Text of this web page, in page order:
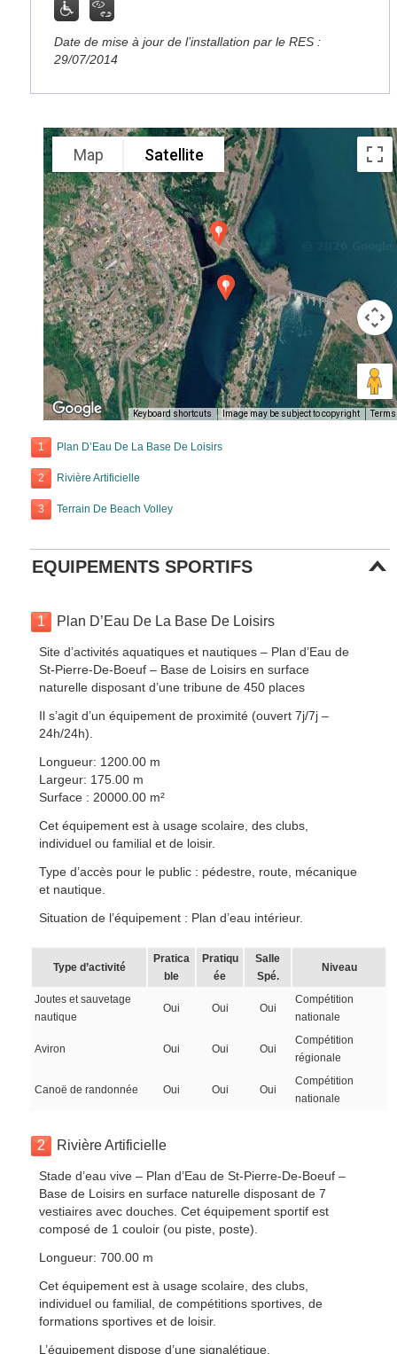
Date de mise à jour de l’installation par le RES :
29/07/2014
Map Satellite
Keyboard shortcuts Image may be subject to copyright Terms
1 Plan D’Eau De La Base De Loisirs
2 Rivière Artificielle
3 Terrain De Beach Volley
EQUIPEMENTS SPORTIFS
1 Plan D’Eau De La Base De Loisirs
Site d’activités aquatiques et nautiques – Plan d’Eau de
St-Pierre-De-Boeuf – Base de Loisirs en surface
naturelle disposant d’une tribune de 450 places
Il s’agit d’un équipement de proximité (ouvert 7j/7j –
24h/24h).
Longueur: 1200.00 m
Largeur: 175.00 m
Surface : 20000.00 m²
Cet équipement est à usage scolaire, des clubs,
individuel ou familial et de loisir.
Type d’accès pour le public : pédestre, route, mécanique
et nautique.
Situation de l’équipement : Plan d’eau intérieur.
Type d’activité
Pratica
ble
Pratiqu
ée
Salle
Spé.
Niveau
Joutes et sauvetage
nautique
Oui Oui Oui
Compétition
nationale
Aviron Oui Oui Oui
Compétition
régionale
Canoë de randonnée Oui Oui Oui
Compétition
nationale
2 Rivière Artificielle
Stade d’eau vive – Plan d’Eau de St-Pierre-De-Boeuf –
Base de Loisirs en surface naturelle disposant de 7
vestiaires avec douches. Cet équipement sportif est
composé de 1 couloir (ou piste, poste).
Longueur: 700.00 m
Cet équipement est à usage scolaire, des clubs,
individuel ou familial, de compétitions sportives, de
formations sportives et de loisir.
L’équipement dispose d’une signalétique.